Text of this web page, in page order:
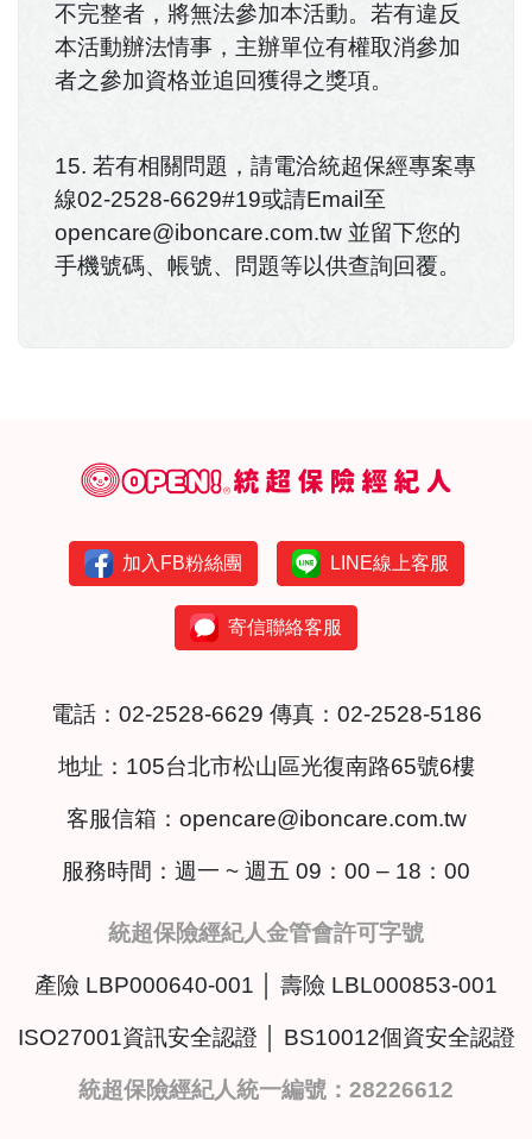
不完整者，將無法參加本活動。若有違反
本活動辦法情事，主辦單位有權取消參加
者之參加資格並追回獲得之獎項。
15. 若有相關問題，請電洽統超保經專案專
線02-2528-6629#19或請Email至
opencare@iboncare.com.tw 並留下您的
手機號碼、帳號、問題等以供查詢回覆。
加入FB粉絲團 LINE線上客服
寄信聯絡客服
電話： 02-2528-6629 傳真：02-2528-5186
地址： 105台北市松山區光復南路65號6樓
客服信箱： opencare@iboncare.com.tw
服務時間：週一 ~ 週五 09：00 – 18：00
統超保險經紀人金管會許可字號
產險 LBP000640-001 │ 壽險 LBL000853-001
ISO27001資訊安全認證 │ BS10012個資安全認證
統超保險經紀人統一編號：28226612